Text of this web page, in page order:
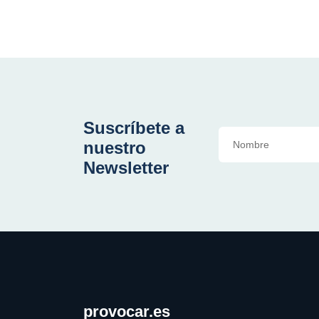
Suscríbete a
nuestro
Newsletter
provocar.es